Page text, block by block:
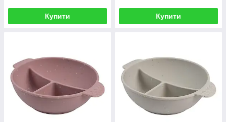
Купити Купити